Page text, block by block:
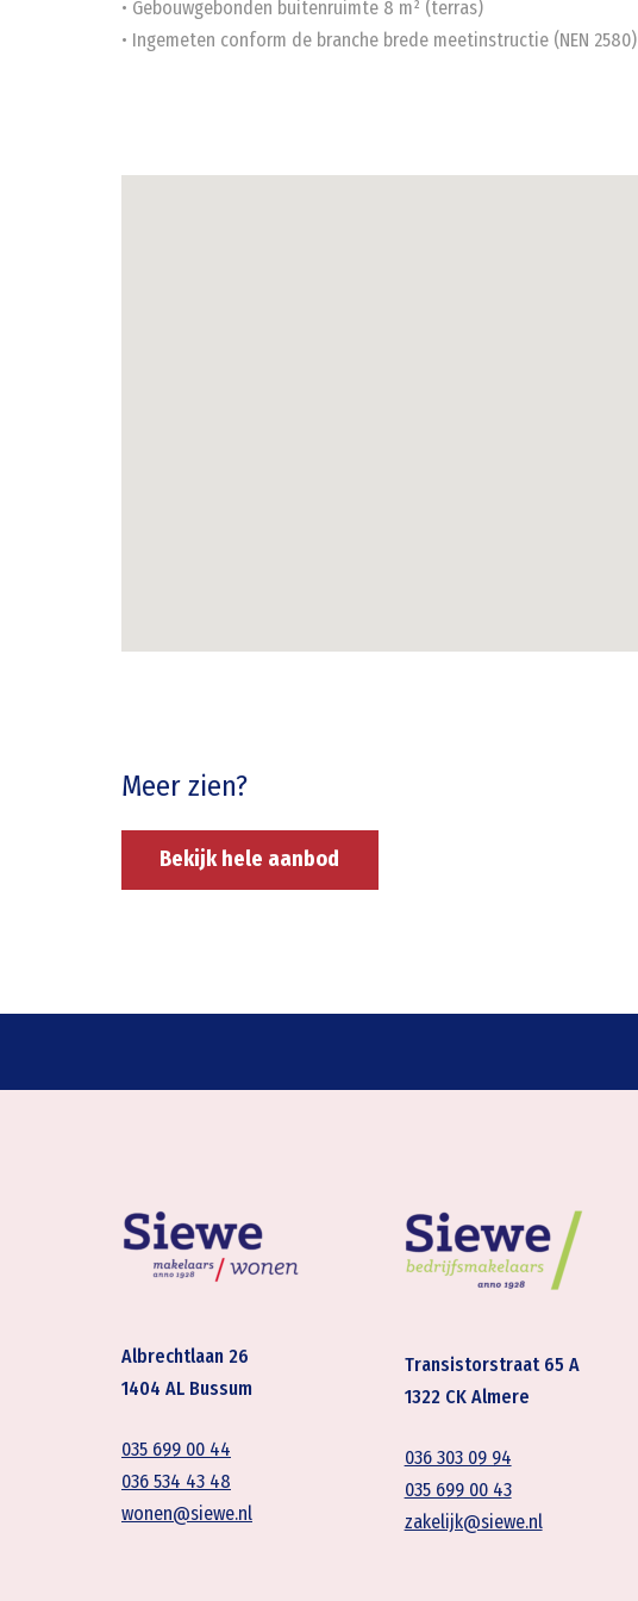
• Gebouwgebonden buitenruimte 8 m² (terras)
• Ingemeten conform de branche brede meetinstructie (NEN 2580)
Meer zien?
Bekijk hele aanbod
Albrechtlaan 26
1404 AL Bussum
035 699 00 44
036 534 43 48
wonen@siewe.nl
Transistorstraat 65 A
1322 CK Almere
036 303 09 94
035 699 00 43
zakelijk@siewe.nl